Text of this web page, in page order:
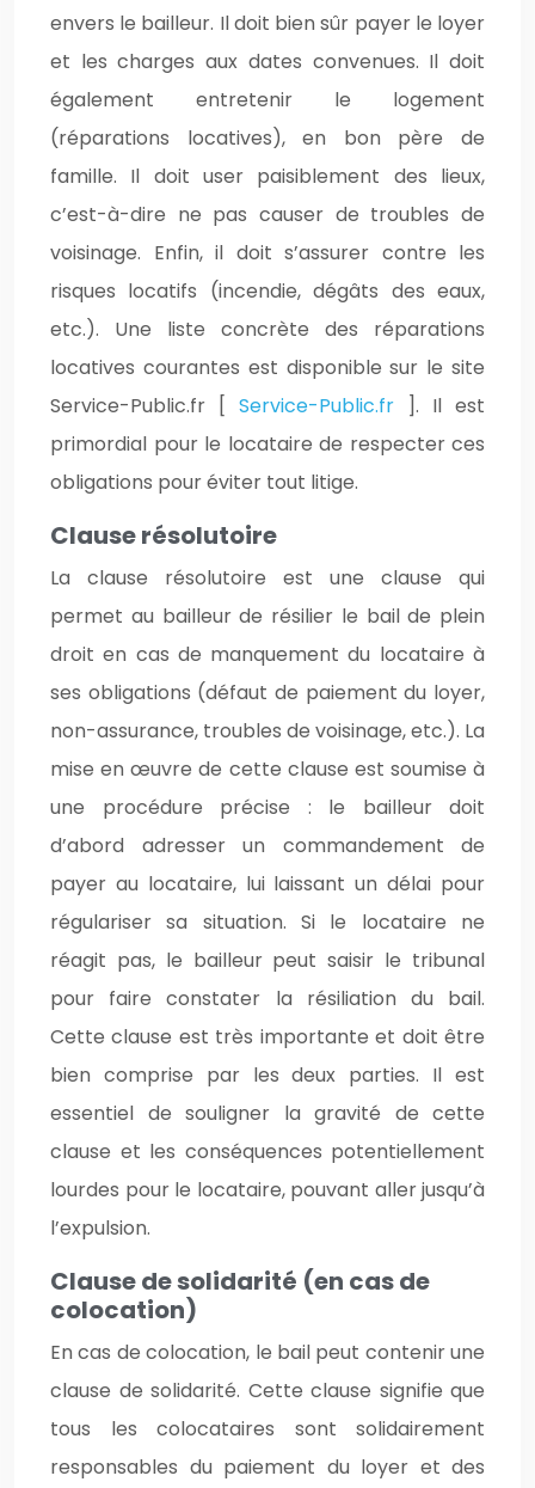
envers le bailleur. Il doit bien sûr payer le loyer
et les charges aux dates convenues. Il doit
également entretenir le logement
(réparations locatives), en bon père de
famille. Il doit user paisiblement des lieux,
c’est-à-dire ne pas causer de troubles de
voisinage. Enfin, il doit s’assurer contre les
risques locatifs (incendie, dégâts des eaux,
etc.). Une liste concrète des réparations
locatives courantes est disponible sur le site
Service-Public.fr [ Service-Public.fr ]. Il est
primordial pour le locataire de respecter ces
obligations pour éviter tout litige.
Clause résolutoire
La clause résolutoire est une clause qui
permet au bailleur de résilier le bail de plein
droit en cas de manquement du locataire à
ses obligations (défaut de paiement du loyer,
non-assurance, troubles de voisinage, etc.). La
mise en œuvre de cette clause est soumise à
une procédure précise : le bailleur doit
d’abord adresser un commandement de
payer au locataire, lui laissant un délai pour
régulariser sa situation. Si le locataire ne
réagit pas, le bailleur peut saisir le tribunal
pour faire constater la résiliation du bail.
Cette clause est très importante et doit être
bien comprise par les deux parties. Il est
essentiel de souligner la gravité de cette
clause et les conséquences potentiellement
lourdes pour le locataire, pouvant aller jusqu’à
l’expulsion.
Clause de solidarité (en cas de
colocation)
En cas de colocation, le bail peut contenir une
clause de solidarité. Cette clause signifie que
tous les colocataires sont solidairement
responsables du paiement du loyer et des